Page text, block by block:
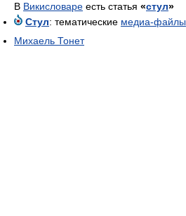
В Викисловаре есть статья «стул»
Стул: тематические медиа-файлы
Михаель Тонет